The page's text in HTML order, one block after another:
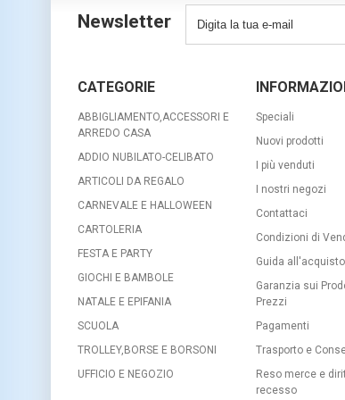
Newsletter
CATEGORIE
ABBIGLIAMENTO,ACCESSORI E
ARREDO CASA
ADDIO NUBILATO-CELIBATO
ARTICOLI DA REGALO
CARNEVALE E HALLOWEEN
CARTOLERIA
FESTA E PARTY
GIOCHI E BAMBOLE
NATALE E EPIFANIA
SCUOLA
TROLLEY,BORSE E BORSONI
UFFICIO E NEGOZIO
Speciali
Nuovi prodotti
I più venduti
I nostri negozi
Contattaci
Condizioni di
Guida
Garanzia sui
Prezzi
Pagamenti
Trasporto e
Reso merce e
recesso